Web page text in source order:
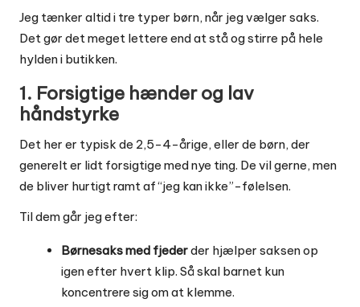
Jeg tænker altid i tre typer børn, når jeg vælger saks.
Det gør det meget lettere end at stå og stirre på hele
hylden i butikken.
1. Forsigtige hænder og lav
håndstyrke
Det her er typisk de 2,5-4-årige, eller de børn, der
generelt er lidt forsigtige med nye ting. De vil gerne, men
de bliver hurtigt ramt af “jeg kan ikke”-følelsen.
Til dem går jeg efter:
Børnesaks med fjederder hjælper saksen op
igen efter hvert klip. Så skal barnet kun
koncentrere sig om at klemme.